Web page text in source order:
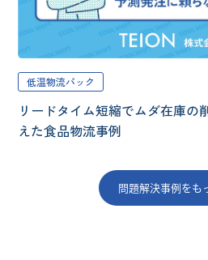
低温物流パック
リードタイム短縮でムダ在庫の
えた食品物流事例
問題解決事例をも